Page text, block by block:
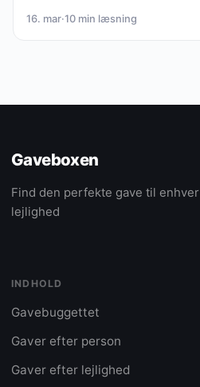
16. mar·10 min læsning
Gaveboxen
Find den perfekte gave til enhver
lejlighed
INDHOLD
Gavebuggettet
Gaver efter person
Gaver efter lejlighed